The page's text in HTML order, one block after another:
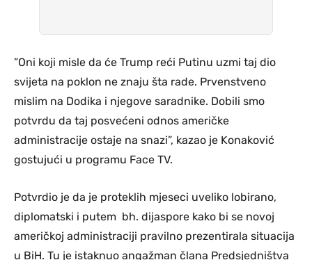
”Oni koji misle da će Trump reći Putinu uzmi taj dio
svijeta na poklon ne znaju šta rade. Prvenstveno
mislim na Dodika i njegove saradnike. Dobili smo
potvrdu da taj posvećeni odnos američke
administracije ostaje na snazi”, kazao je Konaković
gostujući u programu Face TV.
Potvrdio je da je proteklih mjeseci uveliko lobirano,
diplomatski i putem bh. dijaspore kako bi se novoj
američkoj administraciji pravilno prezentirala situacija
u BiH. Tu je istaknuo angažman člana Predsjedništva